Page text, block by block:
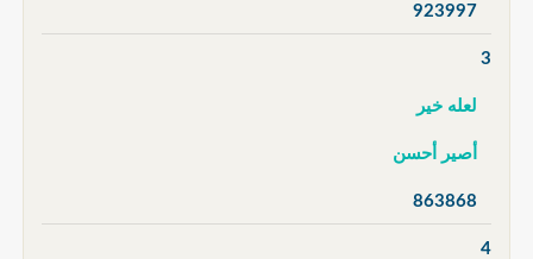
923997
3
لعله خير
أصير أحسن
863868
4